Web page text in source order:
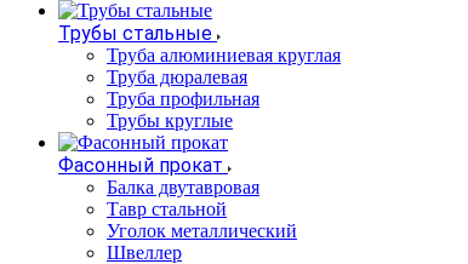
Трубы стальные
Труба алюминиевая круглая
Труба дюралевая
Труба профильная
Трубы круглые
Фасонный прокат
Балка двутавровая
Тавр стальной
Уголок металлический
Швеллер